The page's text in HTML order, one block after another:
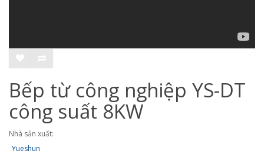
Bếp từ công nghiệp YS-DT
công suất 8KW
Nhà sản xuất:
Yueshun